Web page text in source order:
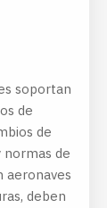
soportan
de
de
normas de
aeronaves
deben